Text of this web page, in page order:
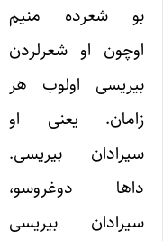
بو شعرده منیم
اوچون او شعرلردن
بیریسی اولوب هر
زامان. یعنی او
سیرادان بیریسی.
داها دوغروسو،
سیرادان بیریسی